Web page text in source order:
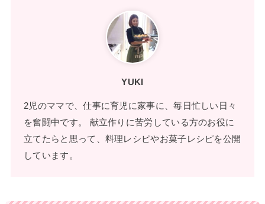
YUKI
2児のママで、仕事に育児に家事に、毎日忙しい日々
を奮闘中です。 献立作りに苦労している方のお役に
立てたらと思って、料理レシピやお菓子レシピを公開
しています。